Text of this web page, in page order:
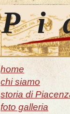
home
chi siamo
storia di
foto galleria